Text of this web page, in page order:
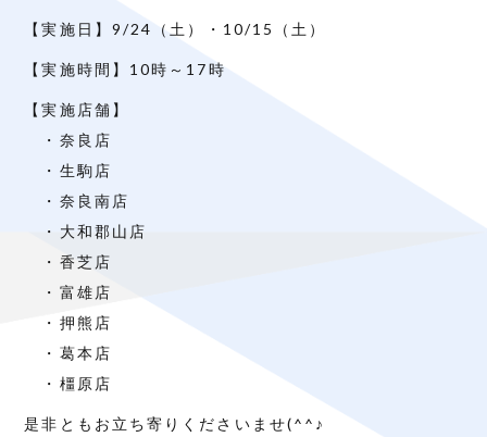
【実施日】9/24（土）・10/15（土）
【実施時間】10時～17時
【実施店舗】
・奈良店
・生駒店
・奈良南店
・大和郡山店
・香芝店
・富雄店
・押熊店
・葛本店
・橿原店
是非ともお立ち寄りくださいませ(^^♪